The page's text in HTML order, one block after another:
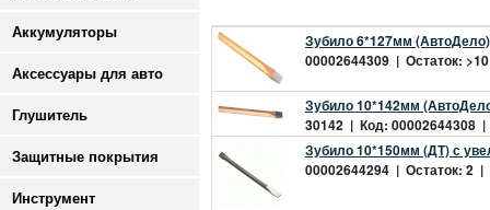
Аккумуляторы
Аксессуары для авто
Глушитель
Защитные покрытия
Инструмент
Зубило 6*127мм
00002644309 | Остаток:
Зубило 10*142мм
30142 | Код: 00002644308
Зубило 10*150мм (ДТ) с
00002644294 | Остаток: 2 |